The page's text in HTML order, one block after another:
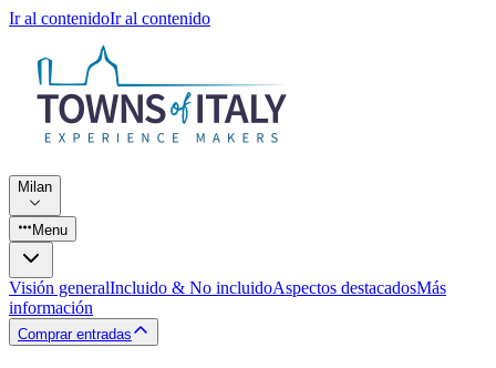
Ir al contenidoIr al contenido
Milan
Menu
Visión generalIncluido & No incluidoAspectos destacadosMás
información
Comprar entradas